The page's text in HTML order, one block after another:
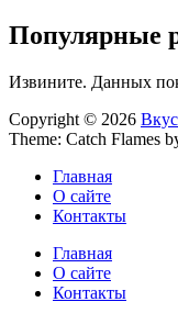
Популярные
Извините. Данных
Copyright © 2026
Theme: Catch Flames
Главная
О сайте
Контакты
Главная
О сайте
Контакты